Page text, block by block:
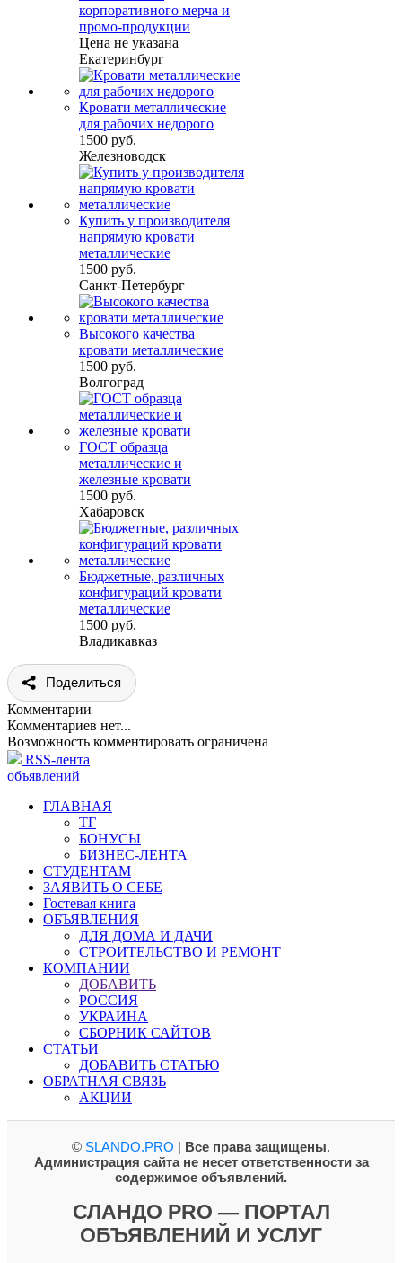
корпоративного мерча и
промо-продукции
Цена не указана
Екатеринбург
Кровати металлические
для рабочих недорого
1500 руб.
Железноводск
Купить у производителя
напрямую кровати
металлические
1500 руб.
Санкт-Петербург
Высокого качества
кровати металлические
1500 руб.
Волгоград
ГОСТ образца
металлические и
железные кровати
1500 руб.
Хабаровск
Бюджетные, различных
конфигураций кровати
металлические
1500 руб.
Владикавказ
Поделиться
Комментарии
Комментариев нет...
Возможность комментировать ограничена
RSS-лента
объявлений
ГЛАВНАЯ
ТГ
БОНУСЫ
БИЗНЕС-ЛЕНТА
СТУДЕНТАМ
ЗАЯВИТЬ О СЕБЕ
Гостевая книга
ОБЪЯВЛЕНИЯ
ДЛЯ ДОМА И ДАЧИ
СТРОИТЕЛЬСТВО И РЕМОНТ
КОМПАНИИ
ДОБАВИТЬ
РОССИЯ
УКРАИНА
СБОРНИК САЙТОВ
СТАТЬИ
ДОБАВИТЬ СТАТЬЮ
ОБРАТНАЯ СВЯЗЬ
АКЦИИ
© SLANDO.PRO | Все права защищены.
Администрация сайта не несет ответственности за
содержимое объявлений.
СЛАНДО PRO — ПОРТАЛ
ОБЪЯВЛЕНИЙ И УСЛУГ